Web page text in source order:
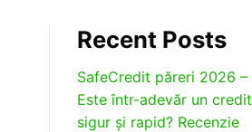
Recent Posts
SafeCredit păreri 2026 –
Este într-adevăr un credit
sigur și rapid? Recenzie